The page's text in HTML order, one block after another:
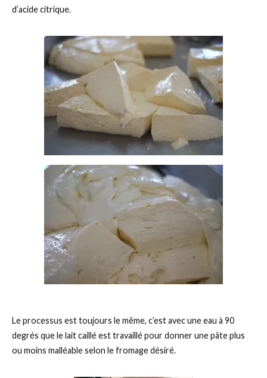
d’acide citrique.
Le processus est toujours le même, c’est avec une eau à 90
degrés que le lait caillé est travaillé pour donner une pâte plus
ou moins malléable selon le fromage désiré.